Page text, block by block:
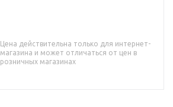
Цена действительна только для интернет-
магазина и может отличаться от цен в
розничных магазинах